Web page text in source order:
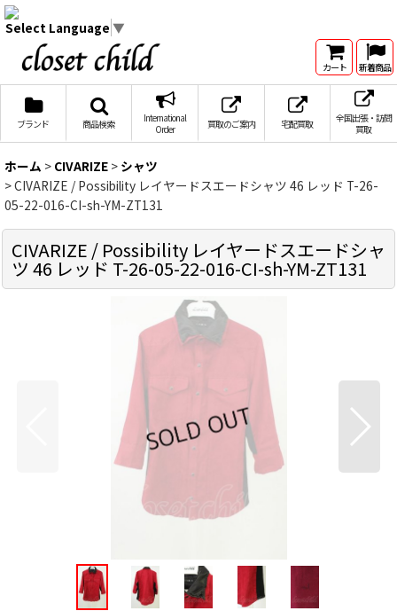
Select Language ▼
カート 新着商品
ブランド 商品検索
International
Order
買取のご案内 宅配買取
全国出張・訪問
買取
ホーム > CIVARIZE > シャツ
>CIVARIZE / Possibility レイヤードスエードシャツ 46 レッド T-26-
05-22-016-CI-sh-YM-ZT131
CIVARIZE / Possibility レイヤードスエードシャ
ツ 46 レッド T-26-05-22-016-CI-sh-YM-ZT131